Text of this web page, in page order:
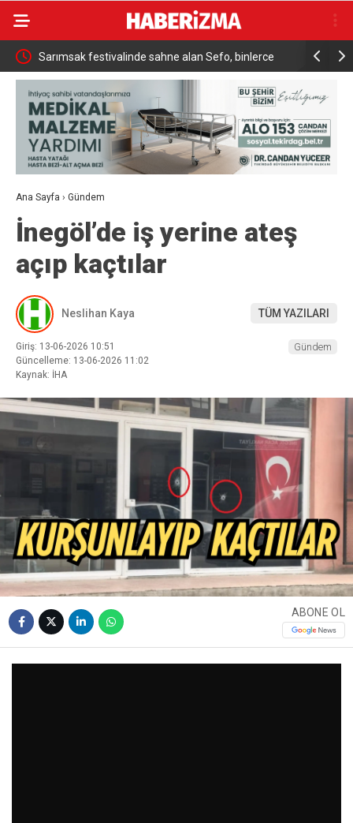
Sarımsak festivalinde sahne alan Sefo, binlerce
vatandaşa unutulmaz bir gece yaşattı
Sanatçı
Ana Sayfa › Gündem
İnegöl’de iş yerine ateş
açıp kaçtılar
Neslihan Kaya TÜM YAZILARI
Giriş: 13-06-2026 10:51
Güncelleme: 13-06-2026 11:02
Kaynak: İHA
Gündem
ABONE OL